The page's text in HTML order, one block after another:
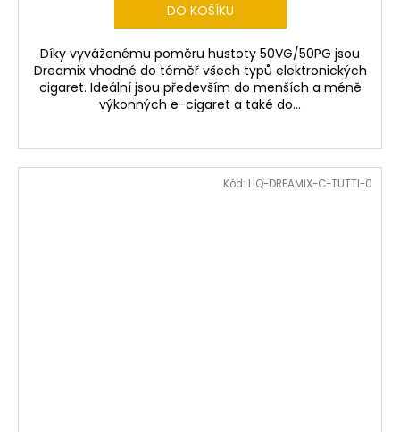
DO KOŠÍKU
Díky vyváženému poměru hustoty 50VG/50PG jsou
Dreamix vhodné do téměř všech typů elektronických
cigaret. Ideální jsou především do menších a méně
výkonných e-cigaret a také do...
Kód: LIQ-DREAMIX-C-TUTTI-0